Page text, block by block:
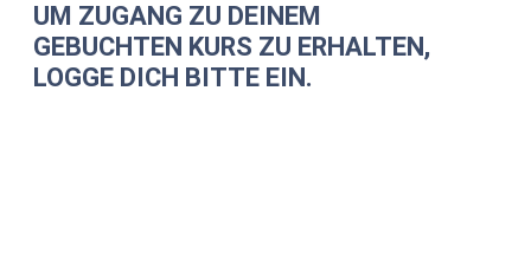
UM ZUGANG ZU DEINEM
GEBUCHTEN KURS ZU ERHALTEN,
LOGGE DICH BITTE EIN.